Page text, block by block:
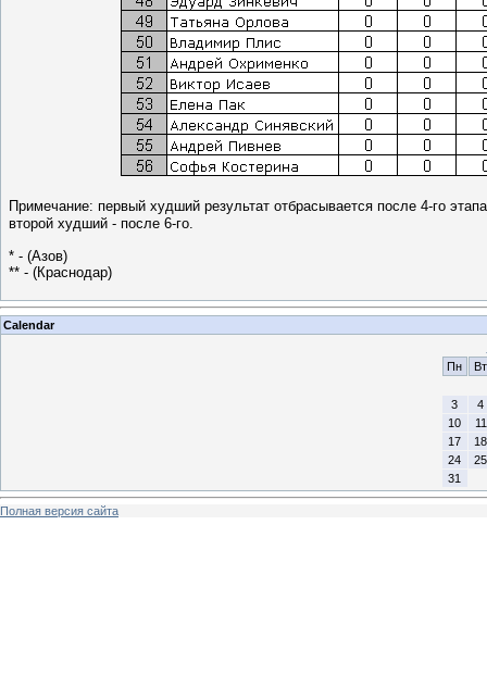
Примечание: первый худший результат отбрасывается после 4-го
второй худший - после 6-го.
* - (Азов)
** - (Краснодар)
Calendar
Пн
Вт
3
4
10
11
17
18
24
25
31
Полная версия сайта